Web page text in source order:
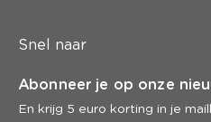
Snel naar
Abonneer je op onze
En krijg 5 euro korting in je